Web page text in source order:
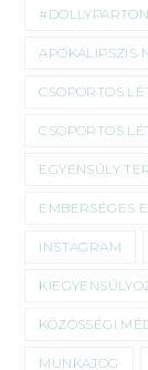
APOKALIPSZIS
CSOPORTOS
CSOPORTOS
EGYENSÚLY
EMBERSÉGES
INSTAGRAM
KÖZÖSSÉGI
MUNKAJOG